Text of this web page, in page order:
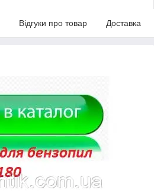
Відгуки про товар Доставка